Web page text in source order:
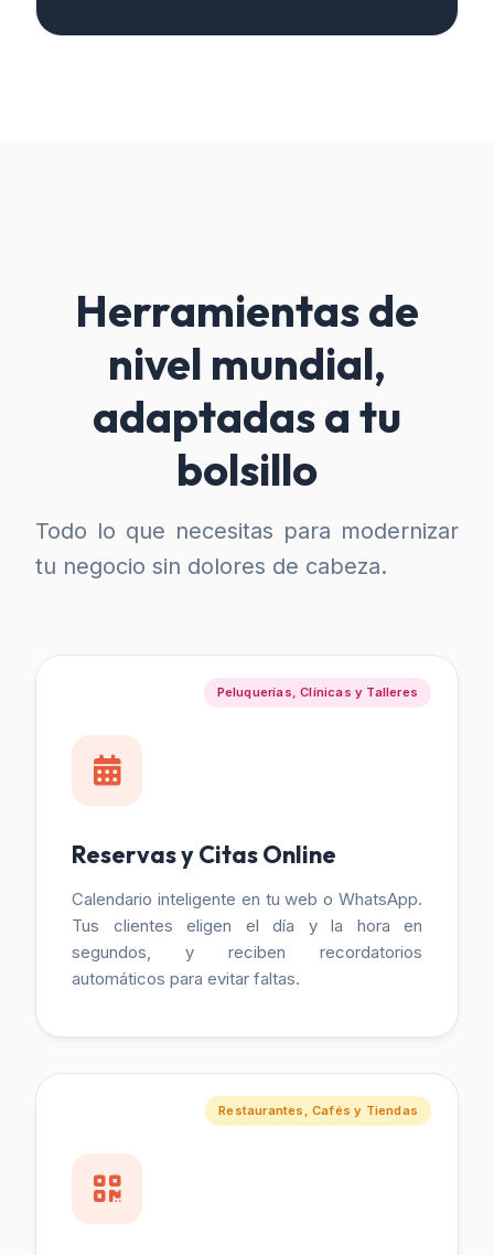
Herramientas de
nivel mundial,
adaptadas a tu
bolsillo
Todo lo que necesitas para modernizar
tu negocio sin dolores de cabeza.
Peluquerías, Clínicas y Talleres
Reservas y Citas Online
Calendario inteligente en tu web o WhatsApp.
Tus clientes eligen el día y la hora en
segundos, y reciben recordatorios
automáticos para evitar faltas.
Restaurantes, Cafés y Tiendas